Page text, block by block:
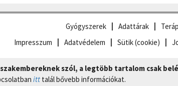
Gyógyszerek Adattárak
Impresszum
Adatvédelem Sütik (cookie)
szól, a legtöbb tartalom csak
itt talál bővebb információkat.